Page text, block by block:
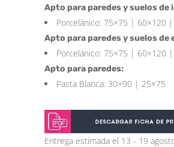
Apto para paredes y suelos de
Porcelánico: 75×75 | 60×120
Apto para paredes y suelos de
Porcelánico: 75×75 | 60×120
Apto para paredes:
Pasta Blanca: 30×90 | 25×75
Entrega estimada el 13 - 19